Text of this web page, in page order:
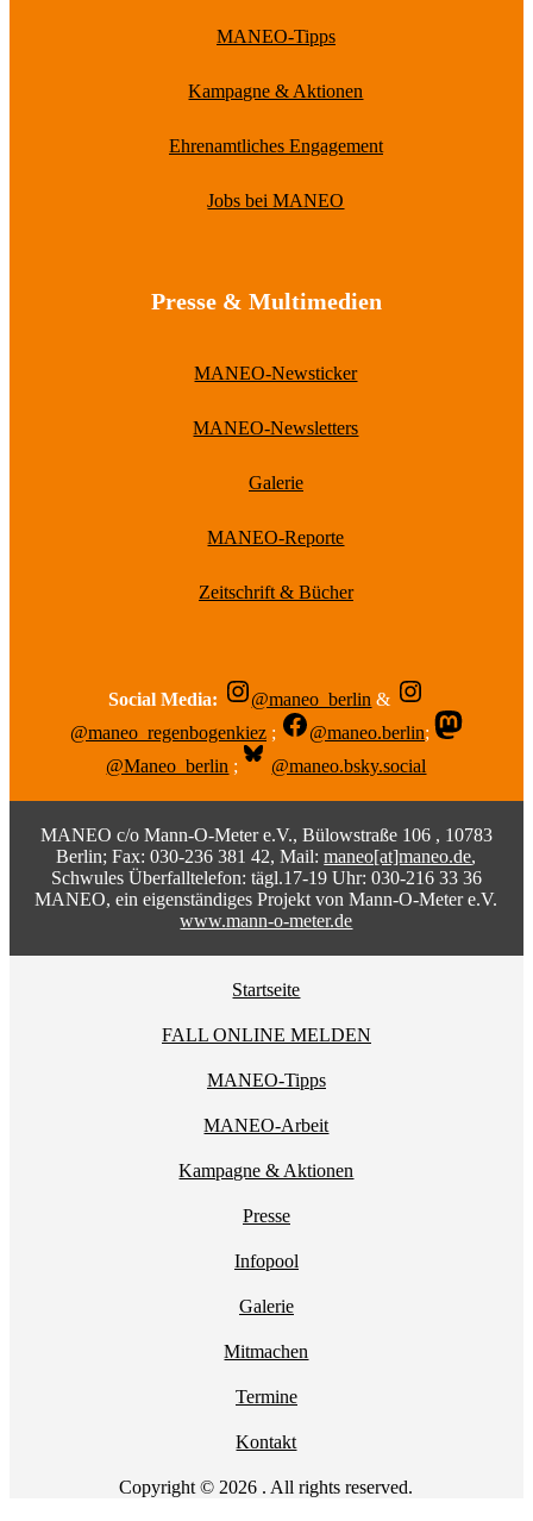
MANEO-Tipps
Kampagne & Aktionen
Ehrenamtliches Engagement
Jobs bei MANEO
Presse & Multimedien
MANEO-Newsticker
MANEO-Newsletters
Galerie
MANEO-Reporte
Zeitschrift & Bücher
Social Media: @maneo_berlin &
@maneo_regenbogenkiez ; @maneo.berlin;
@Maneo_berlin ; @maneo.bsky.social
MANEO c/o Mann-O-Meter e.V., Bülowstraße 106 , 10783
Berlin; Fax: 030-236 381 42, Mail:maneo[at]maneo.de,
Schwules Überfalltelefon: tägl.17-19 Uhr: 030-216 33 36
MANEO, ein eigenständiges Projekt von Mann-O-Meter e.V.
www.mann-o-meter.de
Startseite
FALL ONLINE MELDEN
MANEO-Tipps
MANEO-Arbeit
Kampagne & Aktionen
Presse
Infopool
Galerie
Mitmachen
Termine
Kontakt
Copyright © 2026 . All rights reserved.